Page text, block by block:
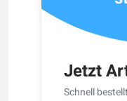
Jetzt
Schnell